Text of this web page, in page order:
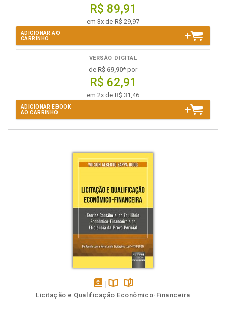
R$ 89,91
em 3x de R$ 29,97
ADICIONAR AO
CARRINHO
VERSÃO DIGITAL
de R$ 69,90* por
R$ 62,91
em 2x de R$ 31,46
ADICIONAR EBOOK
AO CARRINHO
disponívelDisponível
páginas
Licitação e Qualificação Econômico-Financeira